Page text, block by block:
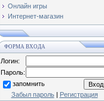
Онлайн игры
Интернет-магазин
ФОРМА ВХОДА
Логин:
Пароль:
запомнить
Забыл пароль| Регистрация